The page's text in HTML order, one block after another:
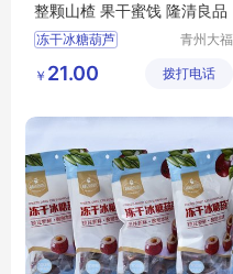
整颗山楂 果干蜜饯 隆清良品
冻干冰糖葫芦
果干蜜饯
青州大福
展有限公
￥ 21.00 拨打电话